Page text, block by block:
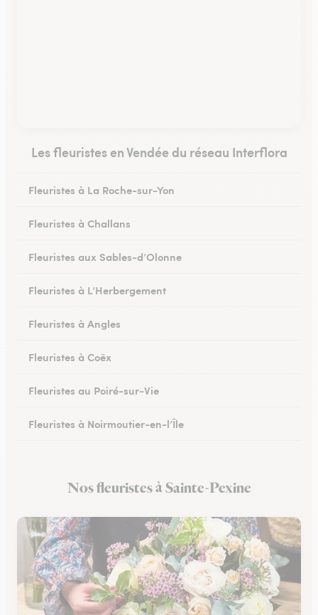
Les fleuristes en Vendée du réseau Interflora
Fleuristes à La Roche-sur-Yon
Fleuristes à Challans
Fleuristes aux Sables-d’Olonne
Fleuristes à L’Herbergement
Fleuristes à Angles
Fleuristes à Coëx
Fleuristes au Poiré-sur-Vie
Fleuristes à Noirmoutier-en-l’Île
Fleuristes à Talmont-Saint-Hilaire
Nos fleuristes à Sainte-Pexine